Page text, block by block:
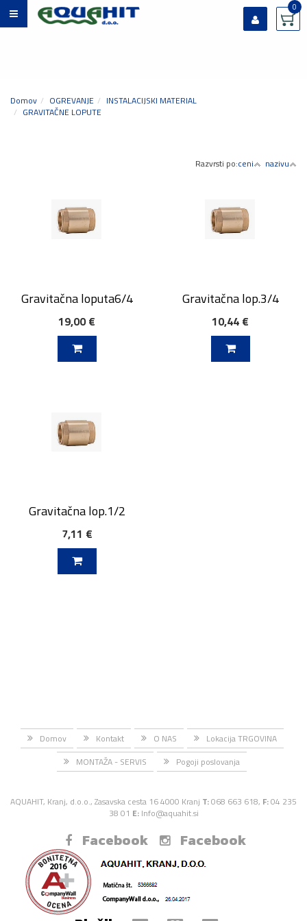
0
Domov OGREVANJE
INSTALACIJSKI MATERIAL
GRAVITAČNE LOPUTE
Razvrsti po:ceni nazivu
Gravitačna loputa6/4
19,00 €
Gravitačna lop.3/4
10,44 €
Gravitačna lop.1/2
7,11 €
Domov Kontakt O NAS
Lokacija TRGOVINA
MONTAŽA - SERVIS
Pogoji poslovanja
AQUAHIT, Kranj, d.o.o., Zasavska cesta 16 4000 Kranj T:068 663 618, F:04 235
38 01 E: Info@aquahit.si
Facebook Facebook